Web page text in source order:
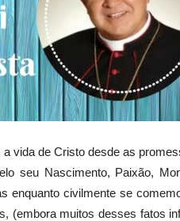
a vida de Cristo desde as
seu Nascimento, Paixão,
enquanto civilmente se
(embora muitos desses fatos